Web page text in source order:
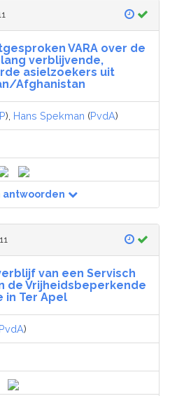
VARA over de
verblijvende,
asielzoekers uit
Afghanistan
), Hans Spekman (PvdA)
antwoorden
van een Servisch
de Vrijheidsbeperkende
in Ter Apel
PvdA)